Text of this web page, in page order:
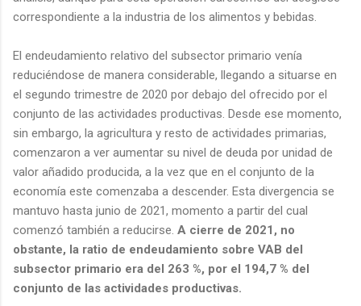
correspondiente a la industria de los alimentos y bebidas.
El endeudamiento relativo del subsector primario venía
reduciéndose de manera considerable, llegando a situarse en
el segundo trimestre de 2020 por debajo del ofrecido por el
conjunto de las actividades productivas. Desde ese momento,
sin embargo, la agricultura y resto de actividades primarias,
comenzaron a ver aumentar su nivel de deuda por unidad de
valor añadido producida, a la vez que en el conjunto de la
economía este comenzaba a descender. Esta divergencia se
mantuvo hasta junio de 2021, momento a partir del cual
comenzó también a reducirse. A cierre de 2021, no
obstante, la ratio de endeudamiento sobre VAB del
subsector primario era del 263 %, por el 194,7 % del
conjunto de las actividades productivas.